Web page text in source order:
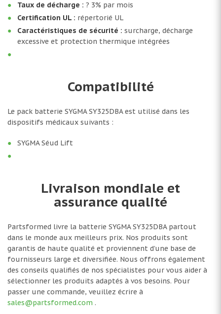
Taux de décharge : ? 3% par mois
Certification UL : répertorié UL
Caractéristiques de sécurité : surcharge, décharge
excessive et protection thermique intégrées
Compatibilité
Le pack batterie SYGMA SY325DBA est utilisé dans les
dispositifs médicaux suivants :
SYGMA Séud Lift
Livraison mondiale et
assurance qualité
Partsformed livre la batterie SYGMA SY325DBA partout
dans le monde aux meilleurs prix. Nos produits sont
garantis de haute qualité et proviennent d’une base de
fournisseurs large et diversifiée. Nous offrons également
des conseils qualifiés de nos spécialistes pour vous aider à
sélectionner les produits adaptés à vos besoins. Pour
passer une commande, veuillez écrire à
sales@partsformed.com .